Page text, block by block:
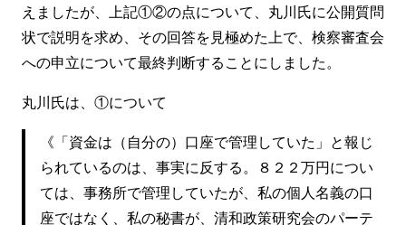
えましたが、上記①②の点について、丸川氏に公開質問
状で説明を求め、その回答を見極めた上で、検察審査会
への申立について最終判断することにしました。
丸川氏は、①について
《「資金は（自分の）口座で管理していた」と報じ
られているのは、事実に反する。８２２万円につい
ては、事務所で管理していたが、私の個人名義の口
座ではなく、私の秘書が、清和政策研究会のパーテ